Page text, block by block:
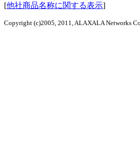
[他社商品名称に関する表示]
Copyright (c)2005, 2011, ALAXALA Networks